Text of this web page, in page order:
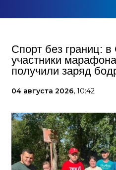
Спорт без границ:
участники
получили заряд
04 августа 2026, 10:42